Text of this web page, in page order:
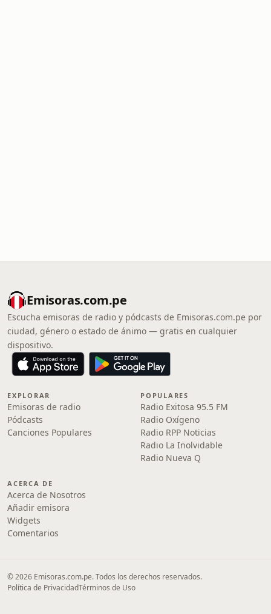
Emisoras.com.pe
Escucha emisoras de radio y pódcasts de Emisoras.com.pe por
ciudad, género o estado de ánimo — gratis en cualquier
dispositivo.
EXPLORAR
Emisoras de radio
Pódcasts
Canciones Populares
POPULARES
Radio Exitosa 95.5 FM
Radio Oxígeno
Radio RPP Noticias
Radio La Inolvidable
Radio Nueva Q
ACERCA DE
Acerca de Nosotros
Añadir emisora
Widgets
Comentarios
© 2026 Emisoras.com.pe. Todos los derechos reservados.
Política de PrivacidadTérminos de Uso